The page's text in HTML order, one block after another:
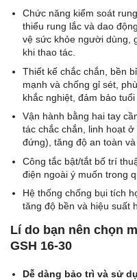
Chức năng kiểm soát
thiểu rung lắc và dao
vệ sức khỏe người dùng,
khi thao tác.
Thiết kế chắc chắn, bền
mạnh và chống gỉ sét,
khắc nghiệt, đảm bảo
Vận hành bằng hai tay
tác chắc chắn, linh hoạt
đứng), tăng độ an toàn
Công tắc bật/tắt bố trí
điện ngoài ý muốn trong
Hệ thống chống bụi tích
tăng độ bền và hiệu suất
Lí do bạn nên chọn
GSH 16-30
Dễ dàng bảo trì và sử